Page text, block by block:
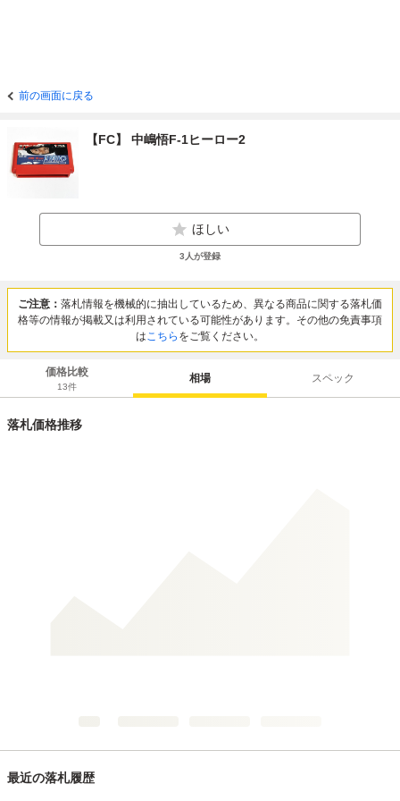
前の画面に戻る
【FC】 中嶋悟F-1ヒーロー2
ほしい
3 人が登録
ご注意： 落札情報を機械的に抽出しているため、異なる商品に関する落札価
格等の情報が掲載又は利用されている可能性があります。その他の免責事項
はこちら をご覧ください。
価格比較
13件
相場 スペック
落札価格推移
最近の落札履歴